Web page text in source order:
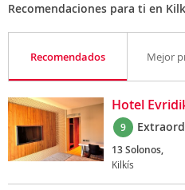
Recomendaciones para ti en
Recomendados Mejor
Hotel
9
13 Solonos,
Kilkís